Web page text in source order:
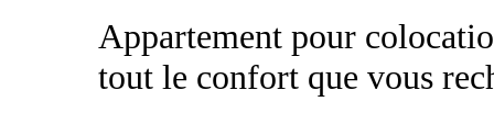
Appartement pour
tout le confort que vous